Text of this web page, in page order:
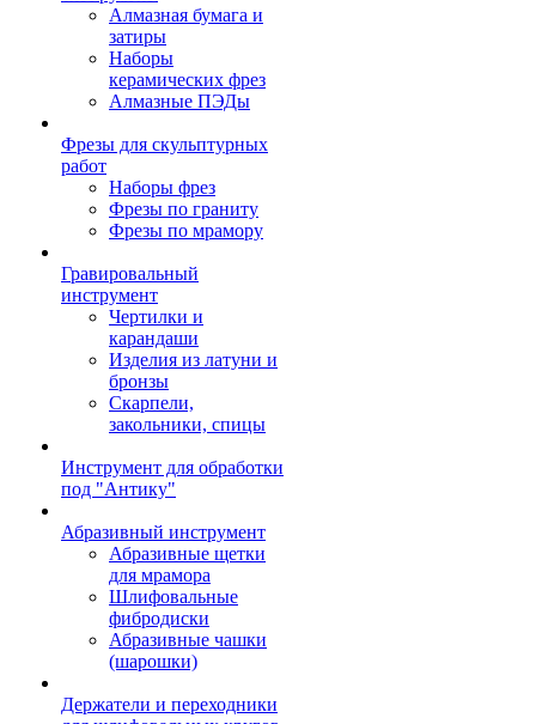
Алмазная бумага и
затиры
Наборы
керамических фрез
Алмазные ПЭДы
Фрезы для скульптурных
работ
Наборы фрез
Фрезы по граниту
Фрезы по мрамору
Гравировальный
инструмент
Чертилки и
карандаши
Изделия из латуни и
бронзы
Скарпели,
закольники, спицы
Инструмент для обработки
под "Антику"
Абразивный инструмент
Абразивные щетки
для мрамора
Шлифовальные
фибродиски
Абразивные чашки
(шарошки)
Держатели и переходники